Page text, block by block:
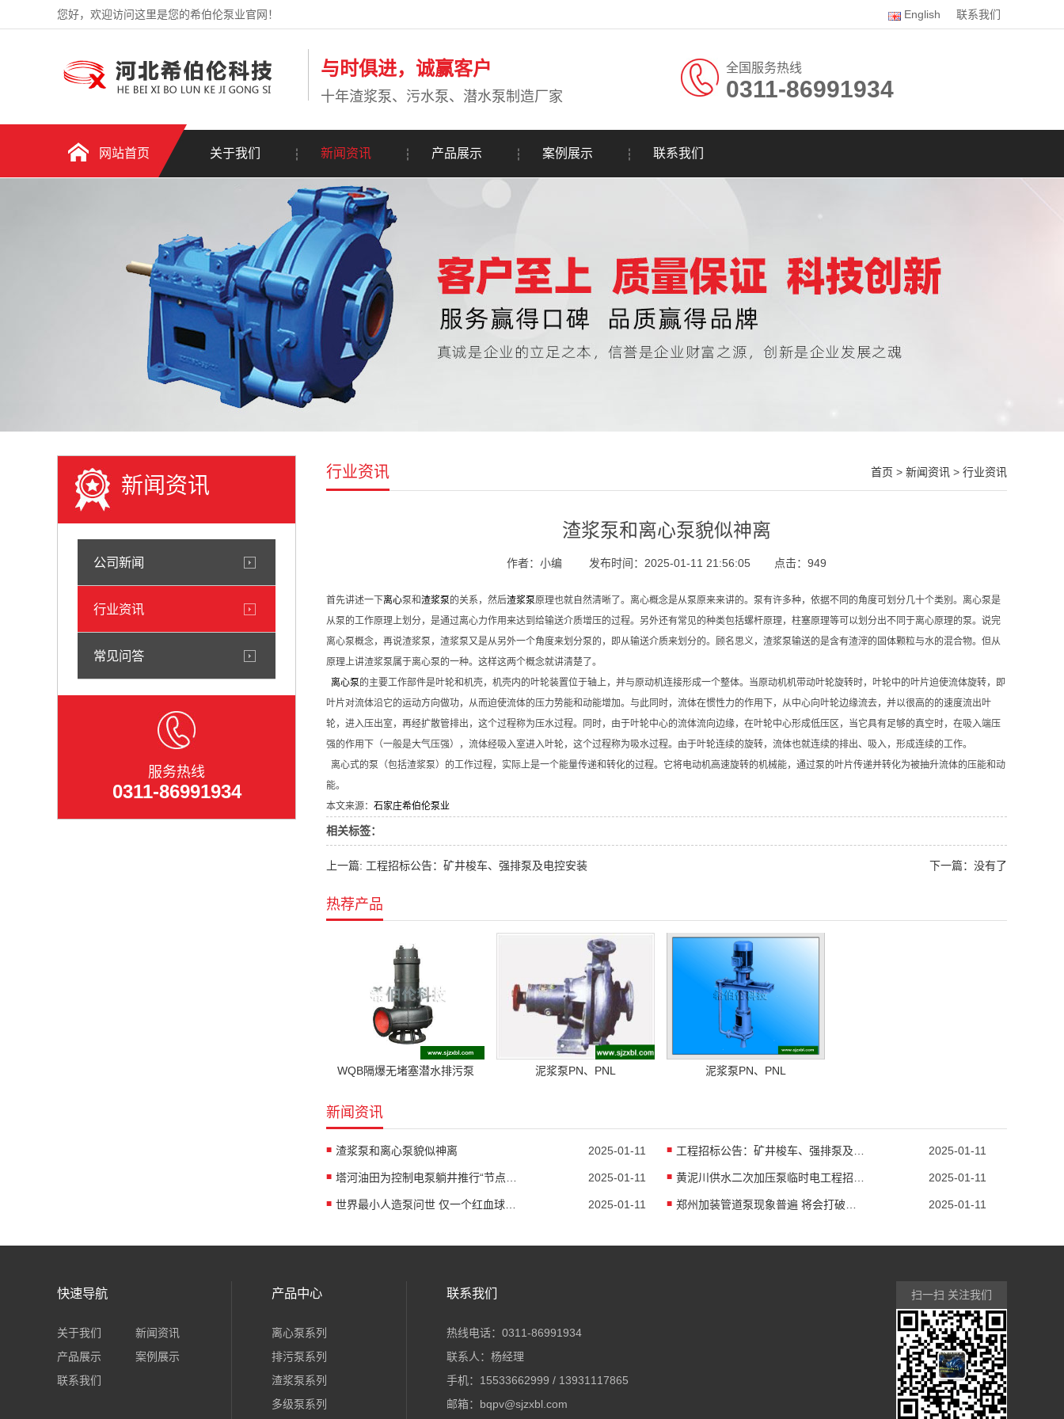
您好，欢迎访问这里是您的希伯伦泵业官网！ English 联系我们
与时俱进，诚赢客户
十年渣浆泵、污水泵、潜水泵制造厂家
全国服务热线
0311-86991934
网站首页 关于我们 新闻资讯 产品展示 案例展示 联系我们
新闻资讯
公司新闻
行业资讯
常见问答
服务热线
0311-86991934
行业资讯 首页 > 新闻资讯 > 行业资讯
渣浆泵和离心泵貌似神离
作者：小编 发布时间：2025-01-11 21:56:05 点击： 949
首先讲述一下离心泵和渣浆泵的关系，然后渣浆泵原理也就自然清晰了。离心概念是从泵原来来讲的。泵有许多种，依据不同的角度可划分几十个类别。离心泵是
从泵的工作原理上划分，是通过离心力作用来达到给输送介质增压的过程。另外还有常见的种类包括螺杆原理，柱塞原理等可以划分出不同于离心原理的泵。说完
离心泵概念，再说渣浆泵，渣浆泵又是从另外一个角度来划分泵的，即从输送介质来划分的。顾名思义，渣浆泵输送的是含有渣滓的固体颗粒与水的混合物。但从
原理上讲渣浆泵属于离心泵的一种。这样这两个概念就讲清楚了。
离心泵的主要工作部件是叶轮和机壳，机壳内的叶轮装置位于轴上，并与原动机连接形成一个整体。当原动机机带动叶轮旋转时，叶轮中的叶片迫使流体旋转，即
叶片对流体沿它的运动方向做功，从而迫使流体的压力势能和动能增加。与此同时，流体在惯性力的作用下，从中心向叶轮边缘流去，并以很高的的速度流出叶
轮，进入压出室，再经扩散管排出，这个过程称为压水过程。同时，由于叶轮中心的流体流向边缘，在叶轮中心形成低压区，当它具有足够的真空时，在吸入端压
强的作用下（一般是大气压强），流体经吸入室进入叶轮，这个过程称为吸水过程。由于叶轮连续的旋转，流体也就连续的排出、吸入，形成连续的工作。
离心式的泵（包括渣浆泵）的工作过程，实际上是一个能量传递和转化的过程。它将电动机高速旋转的机械能，通过泵的叶片传递并转化为被抽升流体的压能和动
能。
本文来源： 石家庄希伯伦泵业
相关标签：
上一篇: 工程招标公告：矿井梭车、强排泵及电控安装 下一篇：没有了
热荐产品
WQB隔爆无堵塞潜水排污泵 泥浆泵PN、PNL 泥浆泵PN、PNL
新闻资讯
渣浆泵和离心泵貌似神离 2025-01-11 2025-01-11
2025-01-11 2025-01-11
2025-01-11 2025-01-11
快速导航
关于我们
新闻资讯
产品展示
案例展示
联系我们
产品中心
离心泵系列
排污泵系列
渣浆泵系列
多级泵系列
联系我们
热线电话：0311-86991934
联系人：杨经理
手机：15533662999 / 13931117865
邮箱：bqpv@sjzxbl.com
扫一扫 关注我们